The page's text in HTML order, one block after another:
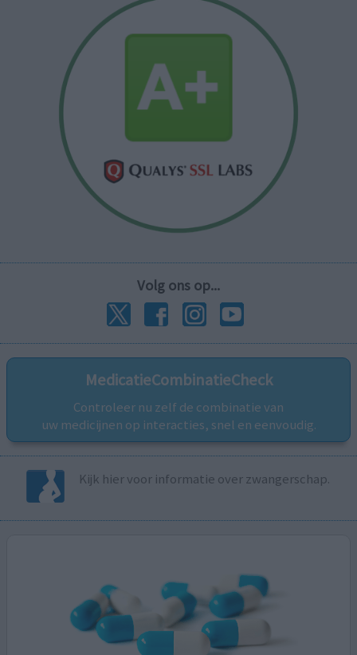
Volg ons op...
MedicatieCombinatieCheck
Controleer nu zelf de combinatie van
uw medicijnen op interacties, snel en eenvoudig.
Kijk hier voor informatie over zwangerschap.